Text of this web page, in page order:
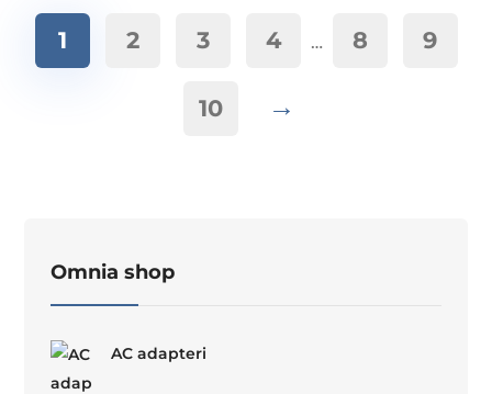
1 2 3 4 … 8 9
10 →
Omnia shop
AC adapteri